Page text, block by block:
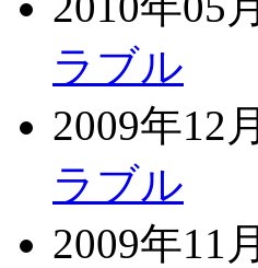
ラブル
2009年12
ラブル
2009年11